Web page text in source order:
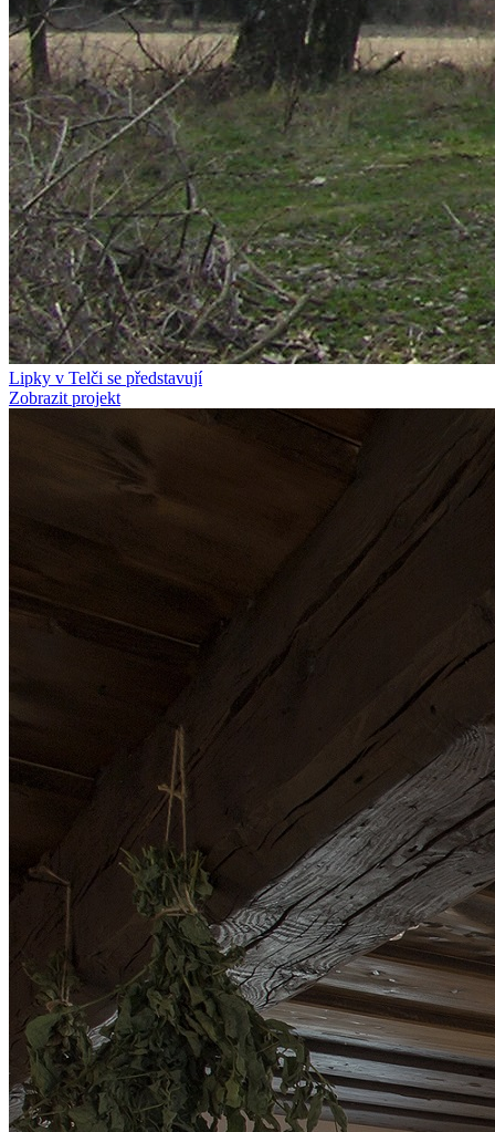
Lipky v Telči se představují
Zobrazit projekt